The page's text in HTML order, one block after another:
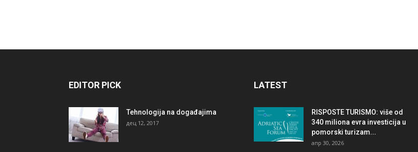
EDITOR PICK
Tehnologija na događajima
дец 12, 2017
LATEST
RISPOSTE TURISMO: više od
340 miliona evra investicija u
pomorski turizam...
апр 30, 2026